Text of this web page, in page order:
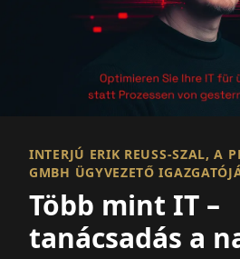
INTERJÚ ERIK REUSS-SZAL, A
MBH ÜGYVEZETŐ
Több mint IT –
tanácsadás a